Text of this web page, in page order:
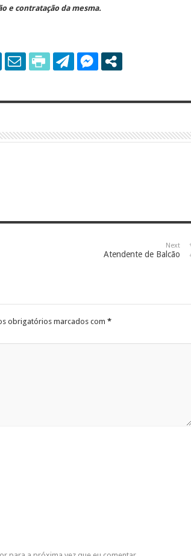
e contratação da mesma.
Next
Atendente de Balcão
obrigatórios marcados com *